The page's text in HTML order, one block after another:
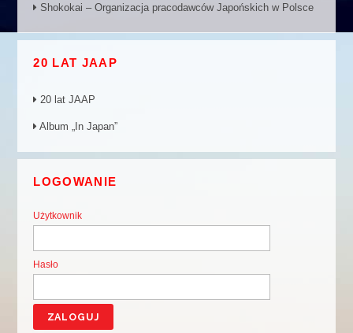
Shokokai – Organizacja pracodawców Japońskich w Polsce
20 LAT JAAP
20 lat JAAP
Album „In Japan”
LOGOWANIE
Użytkownik
Hasło